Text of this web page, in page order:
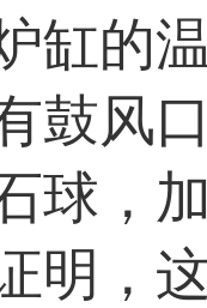
缸的
鼓风
球，
明，